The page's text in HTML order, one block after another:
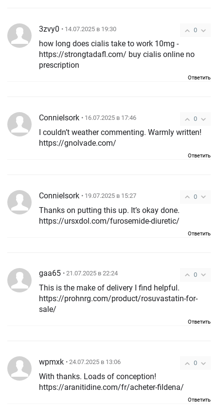
0
3zvy0 • 14.07.2025 в 19:30
how long does cialis take to work 10mg -
https://strongtadafl.com/ buy cialis online no
prescription
Ответить
0
ConnieIsork • 16.07.2025 в 17:46
I couldn’t weather commenting. Warmly written!
https://gnolvade.com/
Ответить
0
ConnieIsork • 19.07.2025 в 15:27
Thanks on putting this up. It’s okay done.
https://ursxdol.com/furosemide-diuretic/
Ответить
0
gaa65 • 21.07.2025 в 22:24
This is the make of delivery I find helpful.
https://prohnrg.com/product/rosuvastatin-for-
sale/
Ответить
0
wpmxk • 24.07.2025 в 13:06
With thanks. Loads of conception!
https://aranitidine.com/fr/acheter-fildena/
Ответить